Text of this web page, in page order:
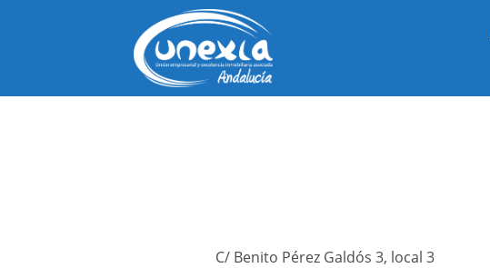
C/ Benito Pérez Galdós 3, local 3